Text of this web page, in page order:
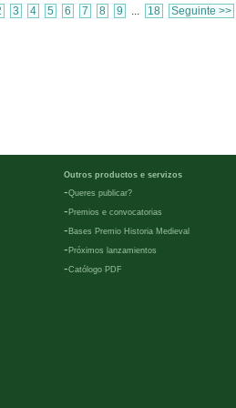
3 4 5 6 7 8 9 ... 18 Seguinte >>
Outros productos e servizos
-Queres publicar?
- Premios e convocatorias
- Bases Premio Historia Medieval
- Próximos lanzamientos
-Católogo PDF